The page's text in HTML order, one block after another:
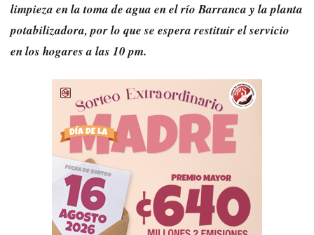
limpieza en la toma de agua en el río Barranca y la planta
potabilizadora, por lo que se espera restituir el servicio
en los hogares a las 10 pm.